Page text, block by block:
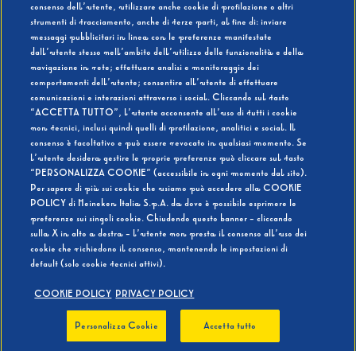
SI NO
BEVI RESPONSABILMENTE
consenso dell’utente, utilizzare anche cookie di profilazione o altri
strumenti di tracciamento, anche di terze parti, al fine di: inviare
messaggi pubblicitari in linea con le preferenze manifestate
dall’utente stesso nell’ambito dell’utilizzo delle funzionalità e della
navigazione in rete; effettuare analisi e monitoraggio dei
comportamenti dell’utente; consentire all’utente di effettuare
comunicazioni e interazioni attraverso i social. Cliccando sul tasto
“ACCETTA TUTTO”, l’utente acconsente all’uso di tutti i cookie
non tecnici, inclusi quindi quelli di profilazione, analitici e social. Il
consenso è facoltativo e può essere revocato in qualsiasi momento. Se
l’utente desidera gestire le proprie preferenze può cliccare sul tasto
“PERSONALIZZA COOKIE” (accessibile in ogni momento dal sito).
Per sapere di più sui cookie che usiamo può accedere alla COOKIE
POLICY di Heineken Italia S.p.A. da dove è possibile esprimere le
preferenze sui singoli cookie. Chiudendo questo banner - cliccando
sulla X in alto a destra - l’utente non presta il consenso all’uso dei
cookie che richiedono il consenso, mantenendo le impostazioni di
default (solo cookie tecnici attivi).
COOKIE POLICY PRIVACY POLICY
Personalizza Cookie Accetta tutto